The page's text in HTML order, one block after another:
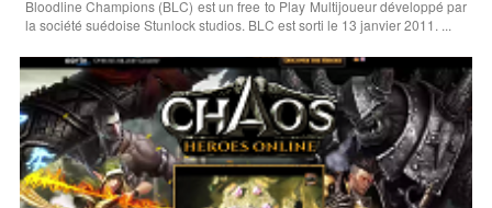
Bloodline Champions (BLC) est un free to Play Multijoueur développé par
la société suédoise Stunlock studios. BLC est sorti le 13 janvier 2011. ...